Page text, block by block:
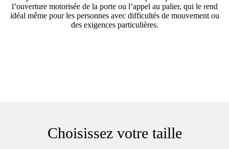
l’ouverture motorisée de la porte ou l’appel au palier, qui le rend
idéal même pour les personnes avec difficultés de mouvement ou
des exigences particulières.
Choisissez votre taille